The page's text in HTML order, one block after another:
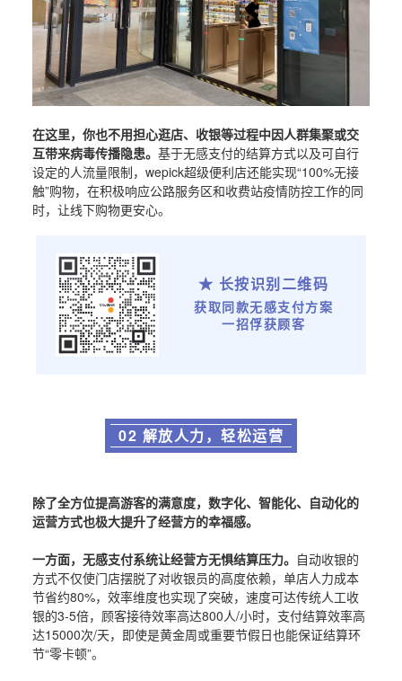
在这里，你也不用担心逛店、收银等过程中因人群集聚或交
互带来病毒传播隐患。 基于无感支付的结算方式以及可自行
设定的人流量限制，wepick超级便利店还能实现“100%无接
触”购物，在积极响应公路服务区和收费站疫情防控工作的同
时，让线下购物更安心。
★ 长按识别二维码
获取同款无感支付方案
一招俘获顾客
02 解放人力，轻松运营
除了全方位提高游客的满意度，数字化、智能化、自动化的
运营方式也极大提升了经营方的幸福感。
一方面，无感支付系统让经营方无惧结算压力。 自动收银的
方式不仅使门店摆脱了对收银员的高度依赖，单店人力成本
节省约80%，效率维度也实现了突破，速度可达传统人工收
银的3-5倍，顾客接待效率高达800人/小时，支付结算效率高
达15000次/天，即使是黄金周或重要节假日也能保证结算环
节“零卡顿”。